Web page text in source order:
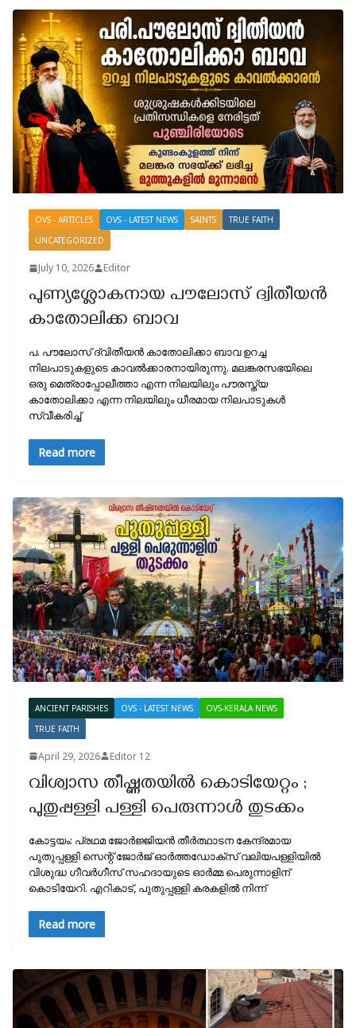
OVS - ARTICLES OVS - LATEST NEWS SAINTS
TRUE FAITH
UNCATEGORIZED
July 10, 2026 Editor
പുണ്യശ്ലോകനായ പൗലോസ് ദ്വിതീയൻ
കാതോലിക്ക ബാവ
പ. പൗലോസ് ദ്വിതീയന്‍ കാതോലിക്കാ ബാവ ഉറച്ച
നിലപാടുകളുടെ കാവല്‍ക്കാരനായിരുന്നു. മലങ്കരസഭയിലെ
ഒരു മെത്രാപ്പോലീത്താ എന്ന നിലയിലും പൗരസ്ത്യ
കാതോലിക്കാ എന്ന നിലയിലും ധീരമായ നിലപാടുകള്‍
സ്വീകരിച്ച്
Read more
ANCIENT PARISHES OVS - LATEST NEWS
OVS-KERALA NEWS
TRUE FAITH
April 29, 2026 Editor 12
വിശ്വാസ തീഷ്ണതയിൽ കൊടിയേറ്റം ;
പുതുപ്പള്ളി പള്ളി പെരുന്നാൾ തുടക്കം
കോട്ടയം: പ്രഥമ ജോർജ്ജിയൻ തീർത്ഥാടന കേന്ദ്രമായ
പുതുപ്പള്ളി സെന്റ് ജോർജ് ഓർത്തഡോക്‌സ് വലിയപള്ളിയിൽ
വിശുദ്ധ ഗീവർഗീസ് സഹദായുടെ ഓർമ്മ പെരുന്നാളിന്
കൊടിയേറി. എറികാട്, പുതുപ്പള്ളി കരകളിൽ നിന്ന്
Read more